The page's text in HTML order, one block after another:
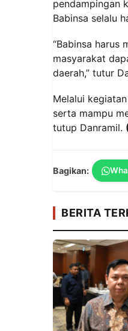
pendampingan
Babinsa selalu
“Babinsa harus
masyarakat
daerah,” tutur
Melalui
serta mampu
tutup Danramil.
Bagikan:
BERITA